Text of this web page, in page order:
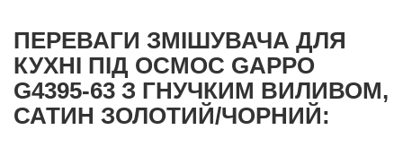
ПЕРЕВАГИ ЗМІШУВАЧА ДЛЯ
КУХНІ ПІД ОСМОС GAPPO
G4395-63 З ГНУЧКИМ ВИЛИВОМ,
САТИН ЗОЛОТИЙ/ЧОРНИЙ: